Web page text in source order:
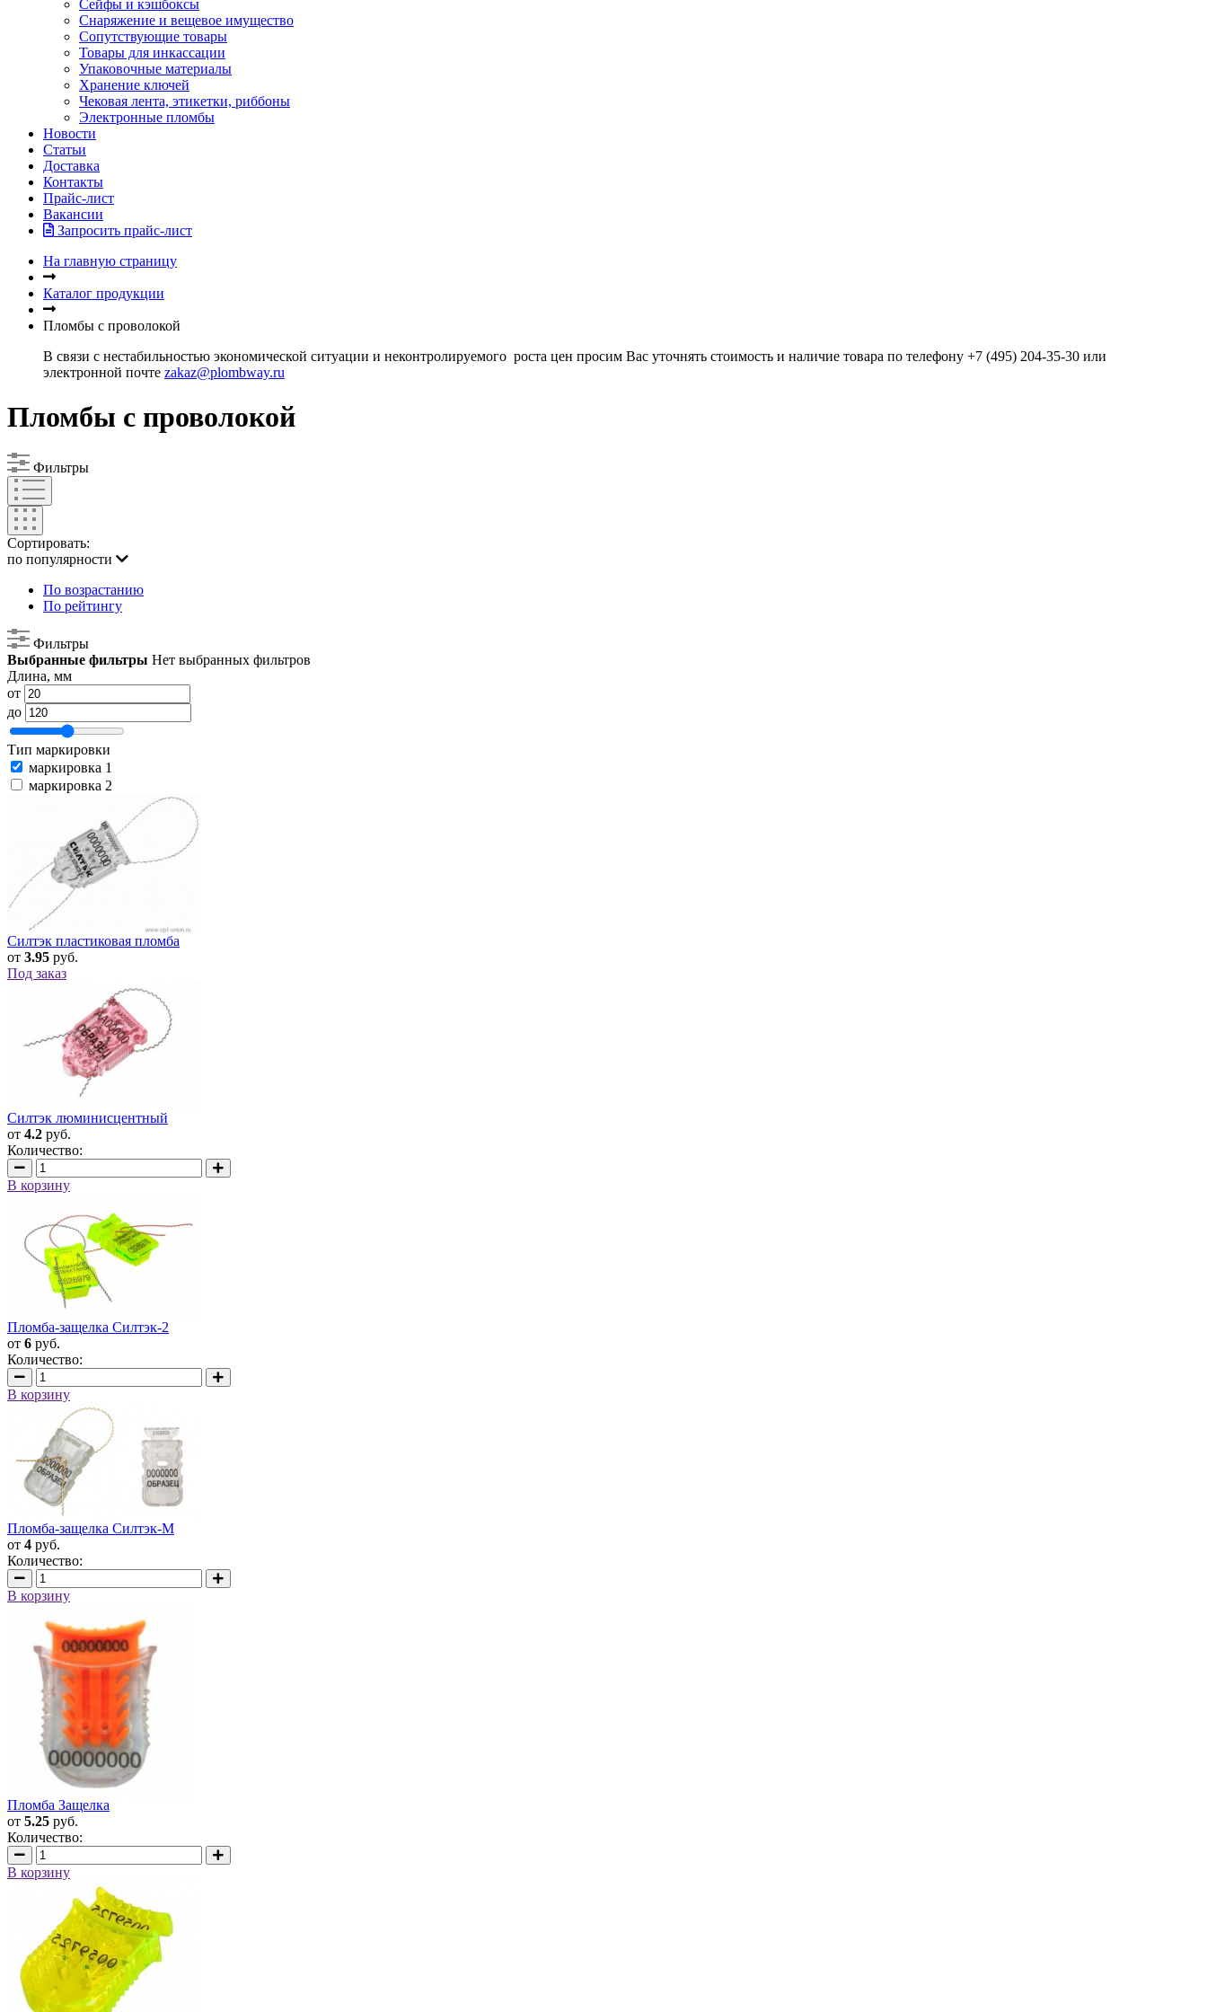
Сейфы и кэшбоксы
Снаряжение и вещевое имущество
Сопутствующие товары
Товары для инкассации
Упаковочные материалы
Хранение ключей
Чековая лента, этикетки, риббоны
Электронные пломбы
Новости
Статьи
Доставка
Контакты
Прайс-лист
Вакансии
Запросить прайс-лист
На главную страницу
Каталог продукции
Пломбы с проволокой
В связи с нестабильностью экономической ситуации и неконтролируемого роста цен просим Вас уточнять стоимость и наличие товара по телефону +7 (495) 204-35-30 или
электронной почте zakaz@plombway.ru
Пломбы с проволокой
Фильтры
Сортировать:
по популярности
По возрастанию
По рейтингу
Фильтры
Выбранные фильтры Нет выбранных фильтров
Длина, мм
от
до
Тип маркировки
маркировка 1
маркировка 2
Силтэк пластиковая пломба
от 3.95 руб.
Под заказ
Силтэк люминисцентный
от 4.2 руб.
Количество:
В корзину
Пломба-защелка Силтэк-2
от 6 руб.
Количество:
В корзину
Пломба-защелка Силтэк-М
от 4 руб.
Количество:
В корзину
Пломба Защелка
от 5.25 руб.
Количество:
В корзину